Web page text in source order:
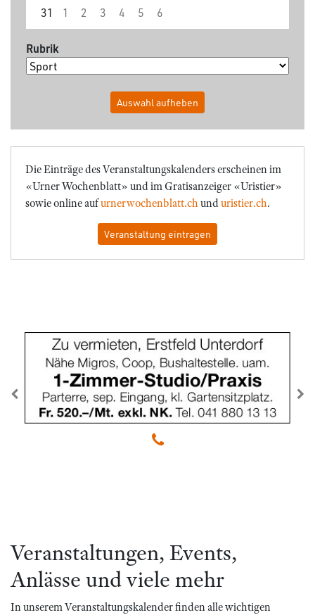
31
1 2 3 4 5 6
Rubrik
Auswahl aufheben
Die Einträge des Veranstaltungskalenders erscheinen im
«Urner Wochenblatt» und im Gratisanzeiger «Uristier»
sowie online aufurnerwochenblatt.ch unduristier.ch.
Veranstaltung eintragen
zurück
Veranstaltungen, Events,
Anlässe und viele mehr
In unserem Veranstaltungskalender finden alle wichtigen